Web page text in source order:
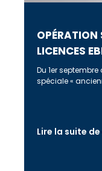
OPÉRATION
LICENCES
Du 1er
spéciale «
Lire la suite